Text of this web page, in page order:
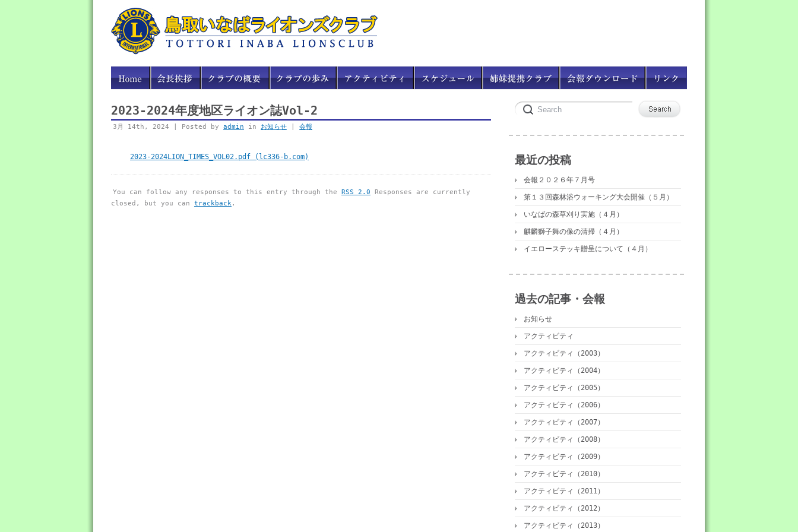
2023-2024年度地区ライオン誌Vol-2
3月 14th, 2024 | Posted by admin in お知らせ 会報
2023-2024LION_TIMES_VOL02.pdf (lc336-b.com)
You can follow any responses to this entry through the RSS 2.0 Responses are currently
closed, but you can trackback.
最近の投稿
会報２０２６年７月号
第１３回森林浴ウォーキング大会開催（５月）
いなばの森草刈り実施（４月）
麒麟獅子舞の像の清掃（４月）
イエローステッキ贈呈について（４月）
過去の記事・会報
お知らせ
アクティビティ
アクティビティ（2003）
アクティビティ（2004）
アクティビティ（2005）
アクティビティ（2006）
アクティビティ（2007）
アクティビティ（2008）
アクティビティ（2009）
アクティビティ（2010）
アクティビティ（2011）
アクティビティ（2012）
アクティビティ（2013）